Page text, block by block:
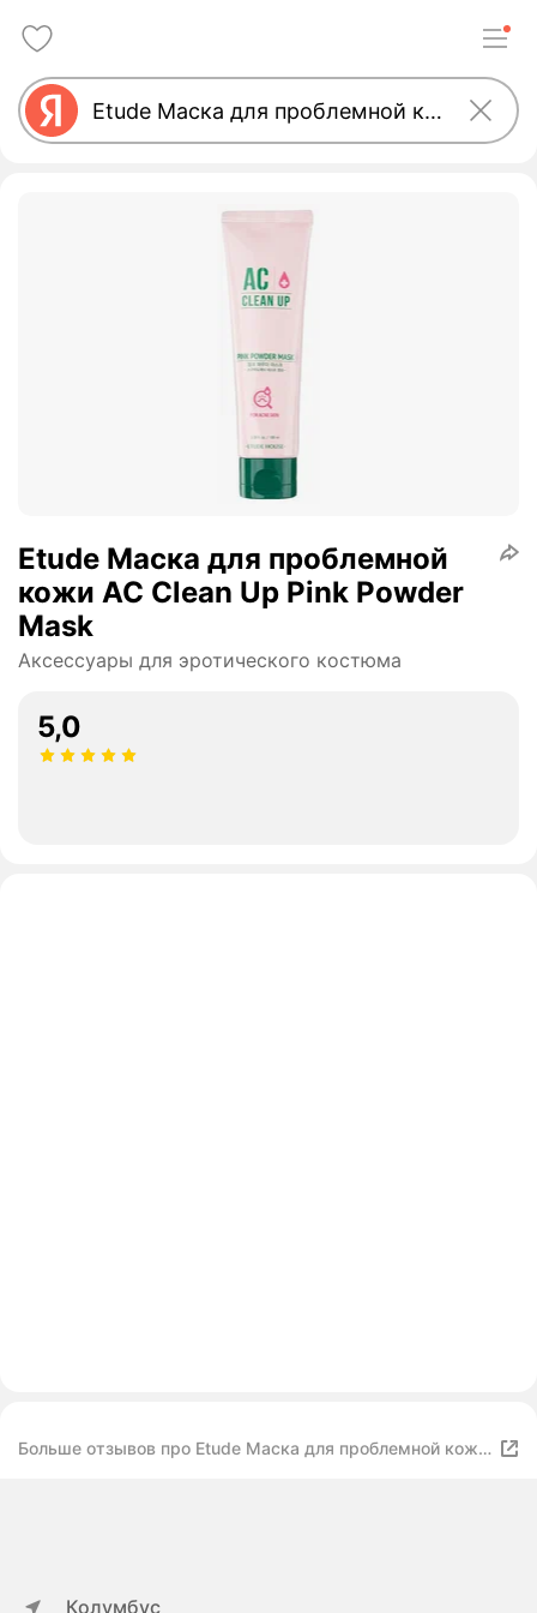
Etude Маска для проблемной
кожи AC Clean Up Pink Powder
Mask
Аксессуары для эротического костюма
5,0
Больше отзывов про Etude Маска для проблемной кожи
Колумбус